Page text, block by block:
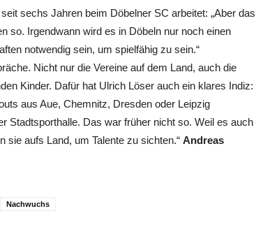
sechs Jahren beim Döbelner SC arbeitet: „Aber das
so. Irgendwann wird es in Döbeln nur noch einen
notwendig sein, um spielfähig zu sein.“
Nicht nur die Vereine auf dem Land, auch die
Kinder. Dafür hat Ulrich Löser auch ein klares Indiz:
aus Aue, Chemnitz, Dresden oder Leipzig
Stadtsporthalle. Das war früher nicht so. Weil es auch
sie aufs Land, um Talente zu sichten.“ Andreas
Nachwuchs